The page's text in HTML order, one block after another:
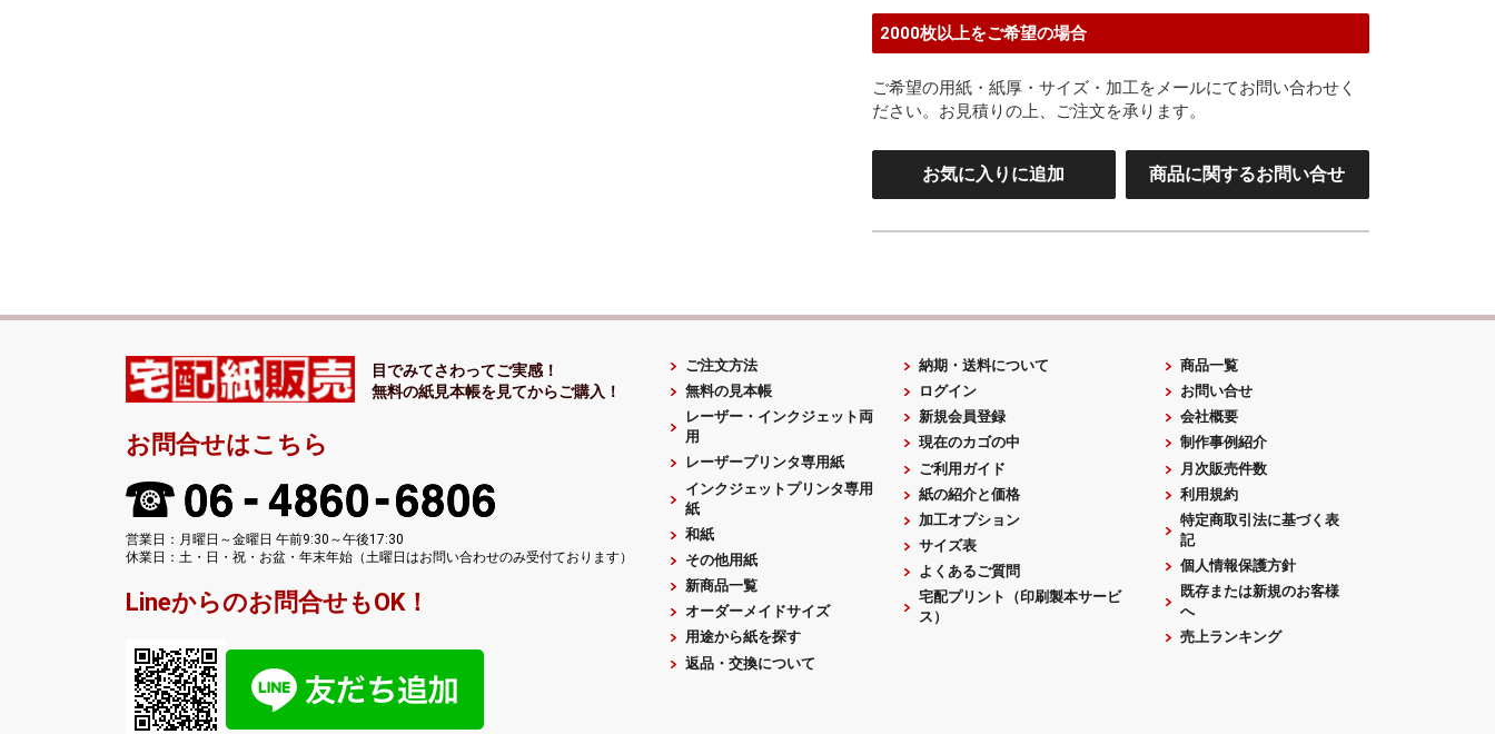
2000枚以上をご希望の場合
ご希望の用紙・紙厚・サイズ・加工をメールにてお問い合わせく
ださい。お見積りの上、ご注文を承ります。
お気に入りに追加 商品に関するお問い合せ
目でみてさわってご実感！
無料の紙見本帳を見てからご購入！
お問合せはこちら
営業日：月曜日～金曜日 午前9:30～午後17:30
休業日：土・日・祝・お盆・年末年始（土曜日はお問い合わせのみ受付ております）
Lineからのお問合せもOK！
ご注文方法
無料の見本帳
レーザー・インクジェット両
用
レーザープリンタ専用紙
インクジェットプリンタ専用
紙
和紙
その他用紙
新商品一覧
オーダーメイドサイズ
用途から紙を探す
返品・交換について
納期・送料について
ログイン
新規会員登録
現在のカゴの中
ご利用ガイド
紙の紹介と価格
加工オプション
サイズ表
よくあるご質問
宅配プリント（印刷製本サービ
ス）
商品一覧
お問い合せ
会社概要
制作事例紹介
月次販売件数
利用規約
特定商取引法に基づく表
記
個人情報保護方針
既存または新規のお客様
へ
売上ランキング